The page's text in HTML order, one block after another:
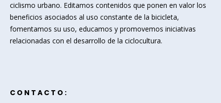
ciclismo urbano. Editamos contenidos que ponen en valor los
beneficios asociados al uso constante de la bicicleta,
fomentamos su uso, educamos y promovemos iniciativas
relacionadas con el desarrollo de la ciclocultura.
CONTACTO: